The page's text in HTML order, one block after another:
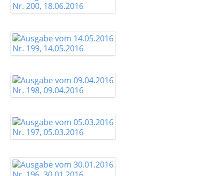
Nr. 200, 18.06.2016
Nr. 199, 14.05.2016
Nr. 198, 09.04.2016
Nr. 197, 05.03.2016